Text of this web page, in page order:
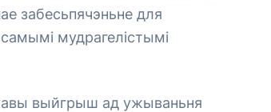
забесьпячэньне для
мудрагелістымі
выйгрыш ад ужываньня